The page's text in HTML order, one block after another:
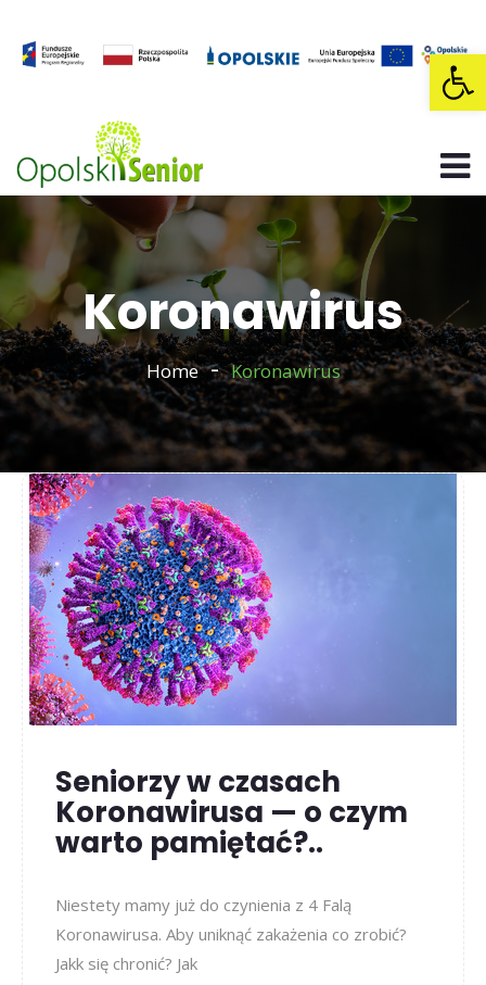
Koronawirus
Home Koronawirus
Seniorzy w czasach
Koronawirusa — o czym
warto pamiętać?..
Niestety mamy już do czynienia z 4 Falą
Koronawirusa. Aby uniknąć zakażenia co zrobić?
Jakk się chronić? Jak